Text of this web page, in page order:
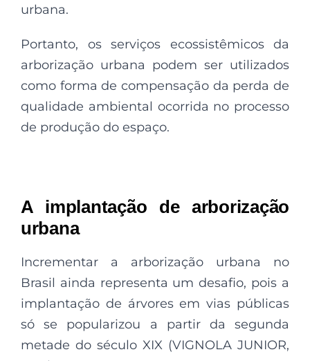
urbana.
Portanto, os serviços ecossistêmicos da
arborização urbana podem ser utilizados
como forma de compensação da perda de
qualidade ambiental ocorrida no processo
de produção do espaço.
A implantação de arborização
urbana
Incrementar a arborização urbana no
Brasil ainda representa um desafio, pois a
implantação de árvores em vias públicas
só se popularizou a partir da segunda
metade do século XIX (VIGNOLA JUNIOR,